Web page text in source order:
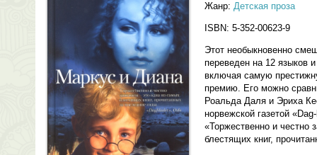
Жанр: Детская проза
ISBN: 5-352-00623-9
Этот необыкновенно
переведен на 12 языков
включая самую
премию. Его можно
Роальда Даля и Эриха
норвежской газетой
«Торжественно и
блестящих книг,